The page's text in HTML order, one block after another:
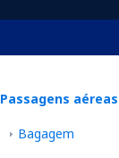
Passagens aéreas
Bagagem